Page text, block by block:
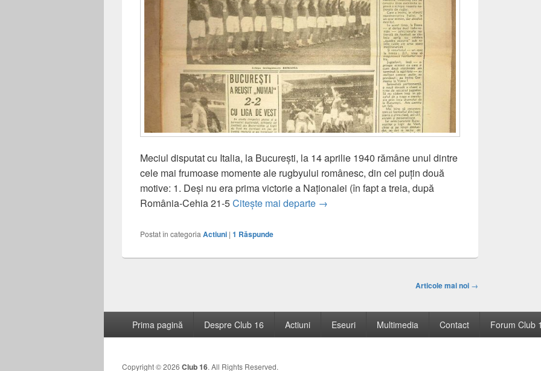
Meciul disputat cu Italia, la București, la 14 aprilie 1940 rămâne unul dintre
cele mai frumoase momente ale rugbyului românesc, din cel puțin două
motive: 1. Deși nu era prima victorie a Naționalei (în fapt a treia, după
România-Cehia 21-5Citește mai departe Din istoria rugbyului românesc: 1940 România 3-0
→
Postat în categoria Actiuni | 1 Răspunde
Articole mai noi →
Prima pagină Despre Club 16 Actiuni Eseuri Multimedia Contact Forum Club
Copyright © 2026 Club 16. All Rights Reserved.